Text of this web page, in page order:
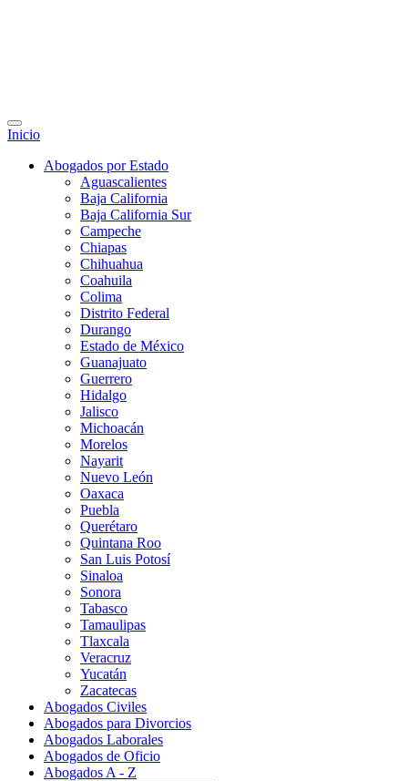
Inicio
Abogados por Estado
Aguascalientes
Baja California
Baja California Sur
Campeche
Chiapas
Chihuahua
Coahuila
Colima
Distrito Federal
Durango
Estado de México
Guanajuato
Guerrero
Hidalgo
Jalisco
Michoacán
Morelos
Nayarit
Nuevo León
Oaxaca
Puebla
Querétaro
Quintana Roo
San Luis Potosí
Sinaloa
Sonora
Tabasco
Tamaulipas
Tlaxcala
Veracruz
Yucatán
Zacatecas
Abogados Civiles
Abogados para Divorcios
Abogados Laborales
Abogados de Oficio
Abogados A - Z